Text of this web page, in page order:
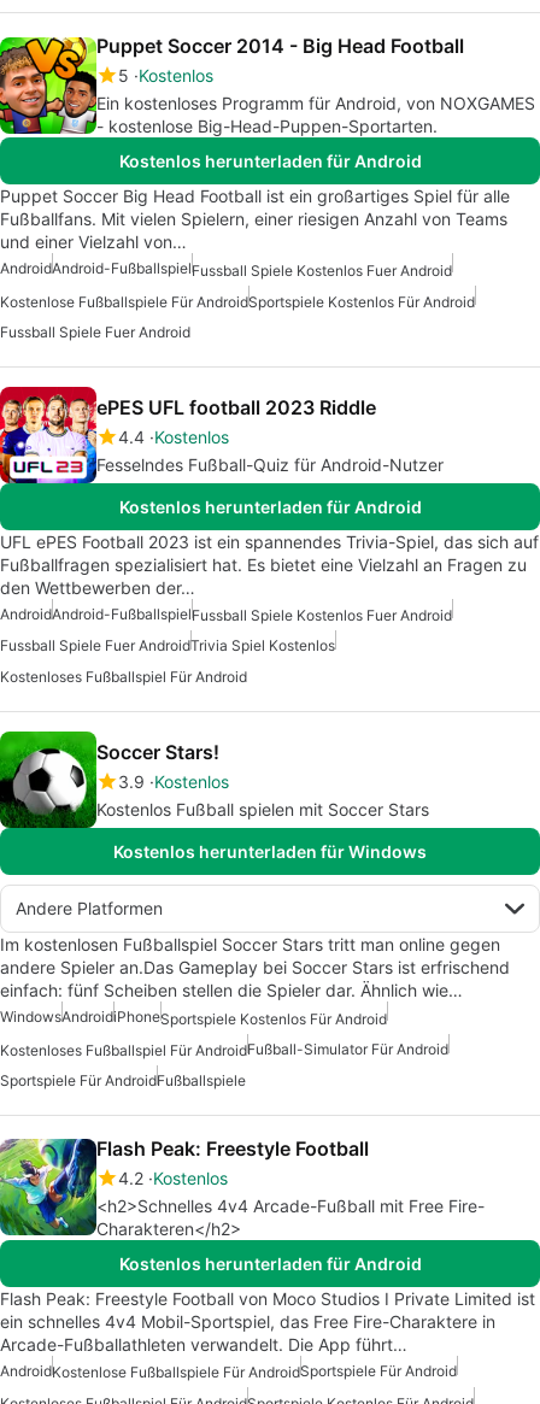
Puppet Soccer 2014 - Big Head Football
5 Kostenlos
Ein kostenloses Programm für Android, von NOXGAMES
- kostenlose Big-Head-Puppen-Sportarten.
Kostenlos herunterladen für Android
Puppet Soccer Big Head Football ist ein großartiges Spiel für alle
Fußballfans. Mit vielen Spielern, einer riesigen Anzahl von Teams
und einer Vielzahl von…
AndroidAndroid-FußballspielFussball Spiele Kostenlos Fuer Android
Kostenlose Fußballspiele Für AndroidSportspiele Kostenlos Für Android
Fussball Spiele Fuer Android
ePES UFL football 2023 Riddle
4.4 Kostenlos
Fesselndes Fußball-Quiz für Android-Nutzer
Kostenlos herunterladen für Android
UFL ePES Football 2023 ist ein spannendes Trivia-Spiel, das sich auf
Fußballfragen spezialisiert hat. Es bietet eine Vielzahl an Fragen zu
den Wettbewerben der…
AndroidAndroid-FußballspielFussball Spiele Kostenlos Fuer Android
Fussball Spiele Fuer AndroidTrivia Spiel Kostenlos
Kostenloses Fußballspiel Für Android
Soccer Stars!
3.9 Kostenlos
Kostenlos Fußball spielen mit Soccer Stars
Kostenlos herunterladen für Windows
Andere Platformen
Im kostenlosen Fußballspiel Soccer Stars tritt man online gegen
andere Spieler an.Das Gameplay bei Soccer Stars ist erfrischend
einfach: fünf Scheiben stellen die Spieler dar. Ähnlich wie…
WindowsAndroidiPhoneSportspiele Kostenlos Für Android
Kostenloses Fußballspiel Für AndroidFußball-Simulator Für Android
Sportspiele Für AndroidFußballspiele
Flash Peak: Freestyle Football
4.2 Kostenlos
<h2>Schnelles 4v4 Arcade-Fußball mit Free Fire-
Charakteren</h2>
Kostenlos herunterladen für Android
Flash Peak: Freestyle Football von Moco Studios I Private Limited ist
ein schnelles 4v4 Mobil-Sportspiel, das Free Fire-Charaktere in
Arcade-Fußballathleten verwandelt. Die App führt…
AndroidKostenlose Fußballspiele Für AndroidSportspiele Für Android